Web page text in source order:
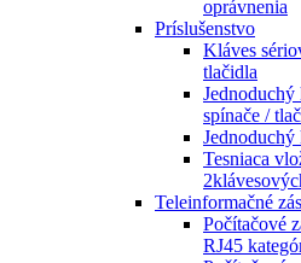
oprávnenia
Príslušenstvo
Kláves
tlačidla
Jednoduchý
spínače /
Jednoduchý
Tesniaca
Teleinformačné
Počítačové
RJ45